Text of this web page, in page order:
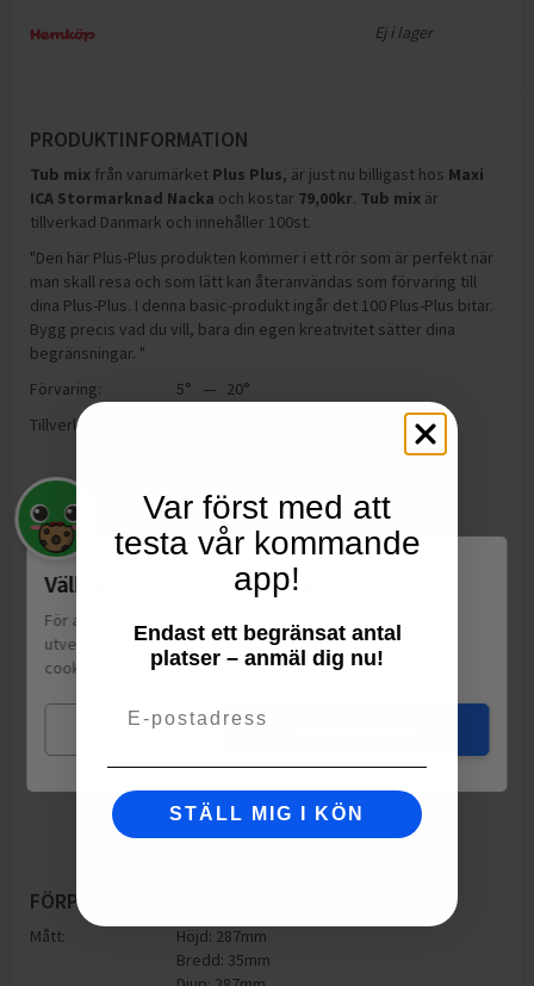
Ej i lager
PRODUKTINFORMATION
Tub mix från varumärket Plus Plus, är just nu billigast hos Maxi
ICA Stormarknad Nacka och kostar 79,00kr. Tub mix är
tillverkad Danmark och innehåller 100st.
"Den här Plus-Plus produkten kommer i ett rör som är perfekt när
man skall resa och som lätt kan återanvändas som förvaring till
dina Plus-Plus. I denna basic-produkt ingår det 100 Plus-Plus bitar.
Bygg precis vad du vill, bara din egen kreativitet sätter dina
begränsningar. "
Förvaring:
5° — 20°
Tillverkning:
FÖRPACKNING
Mått:
Höjd: 287mm
Bredd: 35mm
Välkommen till Matspar.se
För att leverera en personlig upplevelse, mäta sajtens
utveckling och ha sociala medier-koppling använder vi
cookies.
Läs mer
Mina val
Var först med att
testa vår kommande
app!
Endast ett begränsat antal
platser – anmäl dig nu!
STÄLL MIG I KÖN